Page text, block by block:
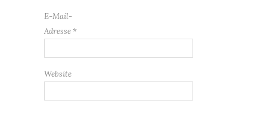
E-Mail-
Adresse *
Website